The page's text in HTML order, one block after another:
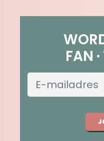
FAN